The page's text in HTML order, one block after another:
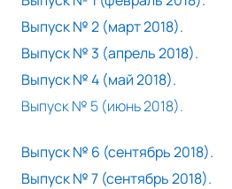
Выпуск № 2 (март 2018).
Выпуск № 3 (апрель 2018).
Выпуск № 4 (май 2018).
Выпуск № 5 (июнь 2018).
Выпуск № 6 (сентябрь 2018).
Выпуск № 7 (сентябрь 2018).